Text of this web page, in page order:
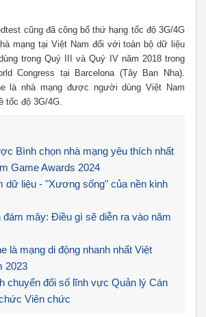
cũng đã công bố thứ hạng tốc độ 3G/4G
mạng tại Việt Nam đối với toàn bộ dữ liệu
trong Quý III và Quý IV năm 2018 trong
Congress tại Barcelona (Tây Ban Nha).
là nhà mạng được người dùng Việt Nam
tốc độ 3G/4G.
Bình chọn nhà mạng yêu thích nhất
Game Awards 2024
dữ liệu - "Xương sống" của nền kinh
đám mây: Điều gì sẽ diễn ra vào năm
là mạng di động nhanh nhất Việt
2023
chuyển đổi số lĩnh vực Quản lý Cán
Viên chức